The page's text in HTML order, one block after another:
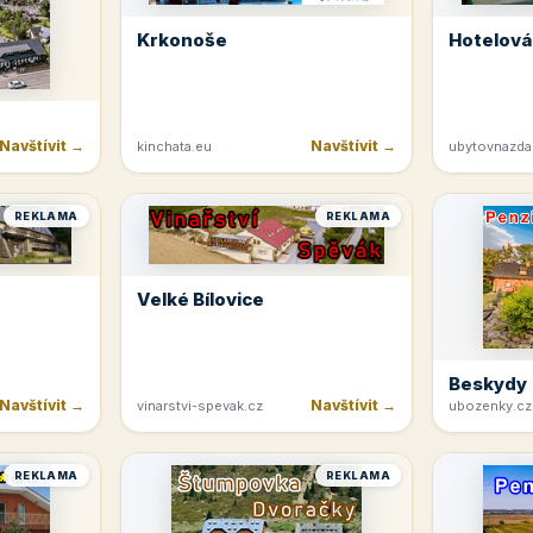
→
Krkonoše
kinchata.eu Navštívit →
REKLAMA
→
REKLAMA
Velké Bílovice
vinarstvi-spevak.cz Navštívit →
Beskydy
ubozenky.cz
REKLAMA REKLAMA